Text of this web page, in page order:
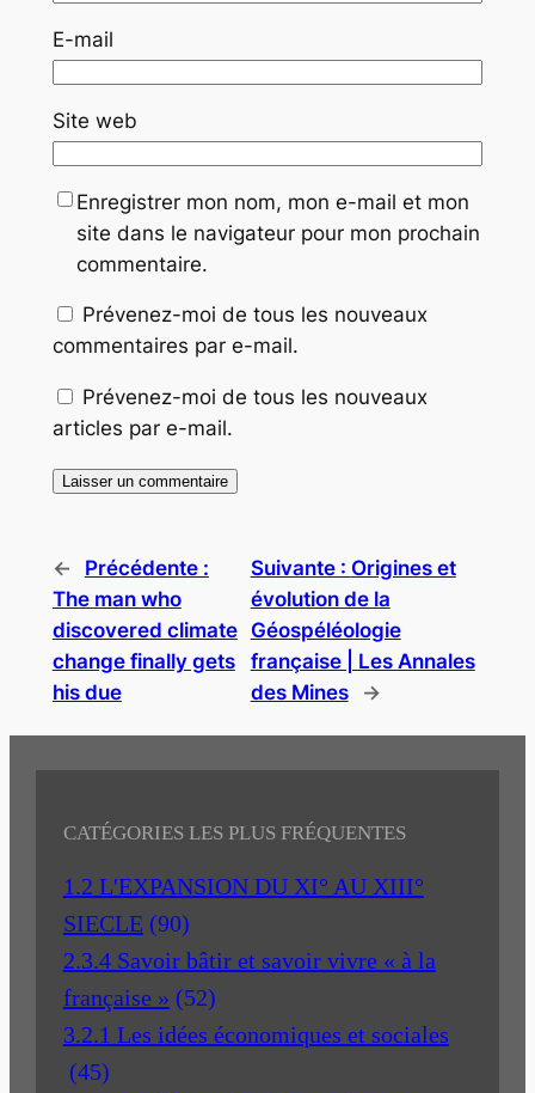
E-mail
Site web
Enregistrer mon nom, mon e-mail et mon
site dans le navigateur pour mon prochain
commentaire.
Prévenez-moi de tous les nouveaux
commentaires par e-mail.
Prévenez-moi de tous les nouveaux
articles par e-mail.
←
Précédente :
The man who
discovered climate
change finally gets
his due
Suivante : Origines et
évolution de la
Géospéléologie
française | Les Annales
des Mines
→
CATÉGORIES LES PLUS FRÉQUENTES
1.2 L'EXPANSION DU XI° AU XIII°
SIECLE (90)
2.3.4 Savoir bâtir et savoir vivre « à la
française » (52)
3.2.1 Les idées économiques et sociales
(45)